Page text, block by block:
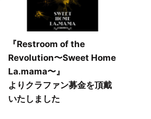
『Restroom of the
Revolution〜Sweet Home
La.mama〜』
よりクラファン募金を頂戴
いたしました